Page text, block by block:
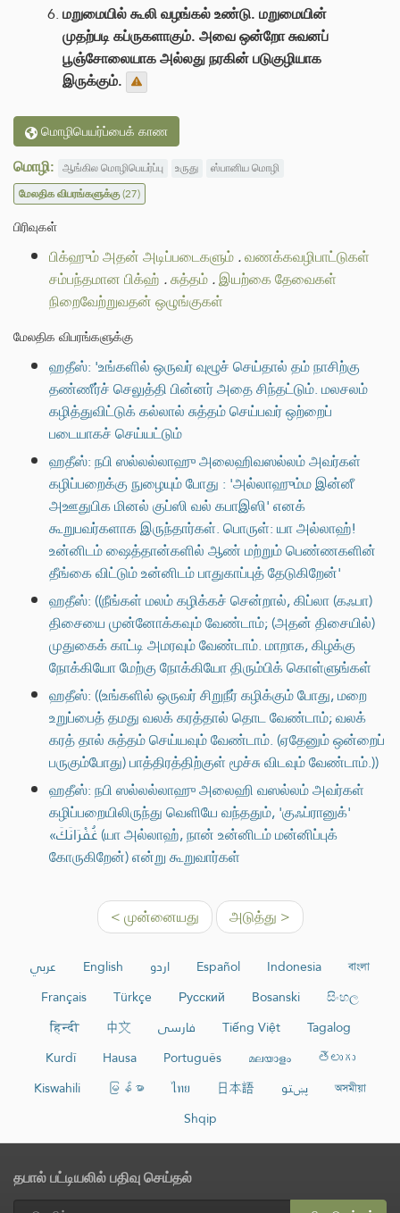
மறுமையில் கூலி வழங்கல் உண்டு. மறுமையின்
முதற்படி கப்ருகளாகும். அவை ஒன்றோ சுவனப்
பூஞ்சோலையாக அல்லது நரகின் படுகுழியாக
இருக்கும்.
மொழிபெயர்ப்பைக் காண
மொழி: ஆங்கில மொழிபெயர்ப்பு உருது
ஸ்பானிய மொழி
மேலதிக விபரங்களுக்கு(27)
பிரிவுகள்
பிக்ஹும் அதன் அடிப்படைகளும்.வணக்கவழிபாட்டுகள்
சம்பந்தமான பிக்ஹ் .சுத்தம்.இயற்கை தேவைகள்
நிறைவேற்றுவதன் ஒழுங்குகள்
மேலதிக விபரங்களுக்கு
ஹதீஸ்: 'உங்களில் ஒருவர் வுழூச் செய்தால் தம் நாசிற்கு
தண்ணீர்ச் செலுத்தி பின்னர் அதை சிந்தட்டும். மலசலம்
கழித்துவிட்டுக் கல்லால் சுத்தம் செய்பவர் ஒற்றைப்
படையாகச் செய்யட்டும்
ஹதீஸ்: நபி ஸல்லல்லாஹு அலைஹிவஸல்லம் அவர்கள்
கழிப்பறைக்கு நுழையும் போது : 'அல்லாஹும்ம இன்னீ
அஊதுபிக மினல் குப்ஸி வல் கபாஇஸி' எனக்
கூறுபவர்களாக இருந்தார்கள். பொருள்: யா அல்லாஹ்!
உன்னிடம் ஷைத்தான்களில் ஆண் மற்றும் பெண்ணகளின்
தீங்கை விட்டும் உன்னிடம் பாதுகாப்புத் தேடுகிறேன்'
ஹதீஸ்: ((நீங்கள் மலம் கழிக்கச் சென்றால், கிப்லா (கஃபா)
திசையை முன்னோக்கவும் வேண்டாம்; (அதன் திசையில்)
முதுகைக் காட்டி அமரவும் வேண்டாம். மாறாக, கிழக்கு
நோக்கியோ மேற்கு நோக்கியோ திரும்பிக் கொள்ளுங்கள்
ஹதீஸ்: ((உங்களில் ஒருவர் சிறுநீர் கழிக்கும் போது, மறை
உறுப்பைத் தமது வலக் கரத்தால் தொட வேண்டாம்; வலக்
கரத் தால் சுத்தம் செய்யவும் வேண்டாம். (ஏதேனும் ஒன்றைப்
பருகும்போது) பாத்திரத்திற்குள் மூச்சு விடவும் வேண்டாம்.))
ஹதீஸ்: நபி ஸல்லல்லாஹு அலைஹி வஸல்லம் அவர்கள்
கழிப்பறையிலிருந்து வெளியே வந்ததும், 'குஃப்ரானுக்'
«غُفْرَانَكَ (யா அல்லாஹ், நான் உன்னிடம் மன்னிப்புக்
கோருகிறேன்) என்று கூறுவார்கள்
< முன்னையது அடுத்து >
عربي English اردو Español Indonesia
বাংলা
Français
Türkçe Русский Bosanski
සිංහල
हिन्दी
中文 فارسی Tiếng Việt
Tagalog
Kurdî
Hausa Português മലയാളം
తెలుగు
Kiswahili
မြန်မာ ไทย 日本語 پښتو
অসমীয়া
Shqip
தபால் பட்டியலில் பதிவு செய்தல்